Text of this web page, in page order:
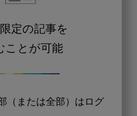
定の記事を
ことが可能
（または全部）はログ